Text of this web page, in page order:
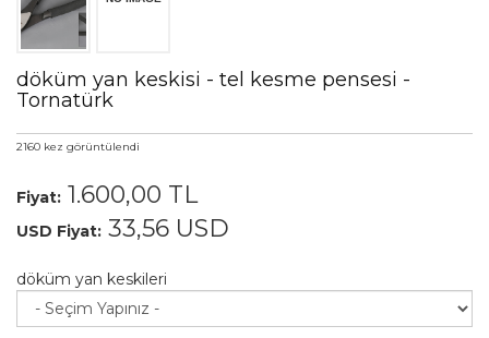
Videolar
döküm yan keskisi - tel kesme pensesi -
Tornatürk
2160 kez görüntülendi
Fiyat: 1.600,00 TL
USD Fiyat: 33,56 USD
döküm yan keskileri